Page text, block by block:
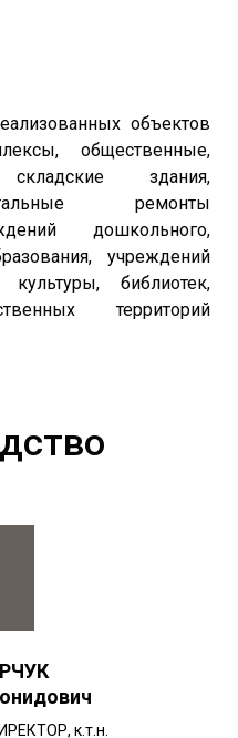
объектов
общественные,
складские здания,
ремонты
дошкольного,
учреждений
библиотек,
территорий
к.т.н.